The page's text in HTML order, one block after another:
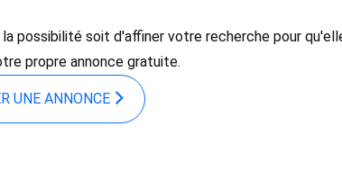
possibilité soit d'affiner votre recherche pour
propre annonce gratuite.
UNE ANNONCE